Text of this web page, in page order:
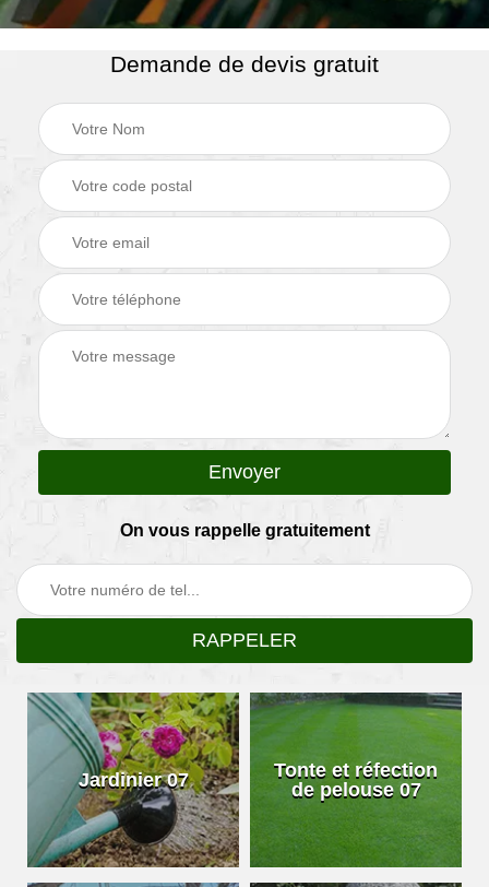
Demande de devis gratuit
On vous rappelle gratuitement
Jardinier 07
Tonte et réfection
de pelouse 07